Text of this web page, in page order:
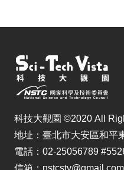
科技大觀園 ©2020 All
地址：臺北市大安區和平
電話：02-25056789
信箱：nstcstv@gmail.com